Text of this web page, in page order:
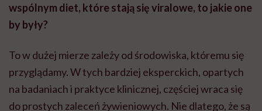
wspólnym diet, które stają się viralowe, to jakie one
by były?
To w dużej mierze zależy od środowiska, któremu się
przyglądamy. W tych bardziej eksperckich, opartych
na badaniach i praktyce klinicznej, częściej wraca się
do prostych zaleceń żywieniowych. Nie dlatego, że są